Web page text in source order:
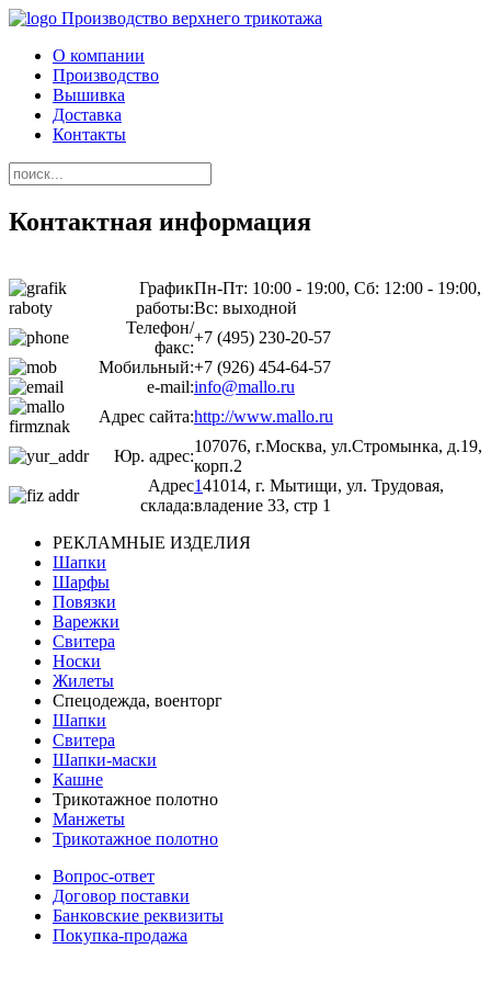
Производство верхнего трикотажа
О компании
Производство
Вышивка
Доставка
Контакты
Контактная информация
График
работы:
Пн-Пт: 10:00 - 19:00, Сб: 12:00 - 19:00,
Вс: выходной
Телефон/
факс:
+7 (495) 230-20-57
Мобильный:+7 (926) 454-64-57
e-mail:info@mallo.ru
Адрес сайта:http://www.mallo.ru
Юр. адрес:
107076, г.Москва, ул.Стромынка, д.19,
корп.2
Адрес
склада:
141014, г. Мытищи, ул. Трудовая,
владение 33, стр 1
РЕКЛАМНЫЕ ИЗДЕЛИЯ
Шапки
Шарфы
Повязки
Варежки
Свитера
Носки
Жилеты
Спецодежда, военторг
Шапки
Свитера
Шапки-маски
Кашне
Трикотажное полотно
Манжеты
Трикотажное полотно
Вопрос-ответ
Договор поставки
Банковские реквизиты
Покупка-продажа